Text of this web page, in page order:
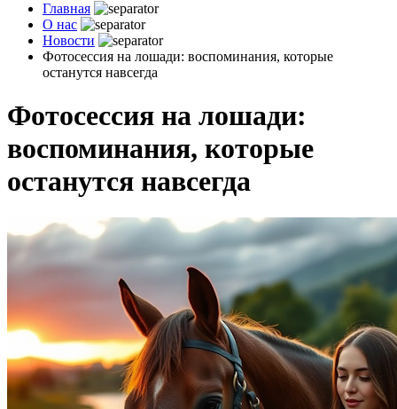
Главная
О нас
Новости
Фотосессия на лошади: воспоминания, которые
останутся навсегда
Фотосессия на лошади:
воспоминания, которые
останутся навсегда